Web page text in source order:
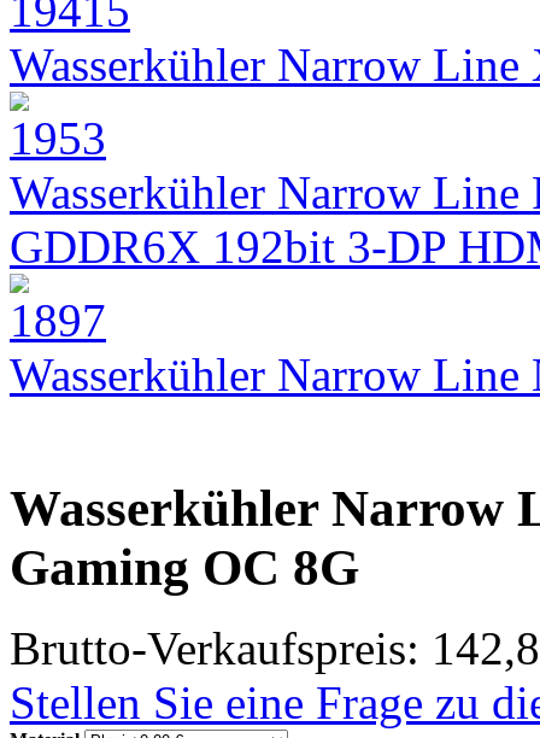
Wasserkühler Narrow
Wasserkühler Narrow Line
GDDR6X 192bit 3-DP
Wasserkühler Narrow
Wasserkühler Narrow
Gaming OC 8G
Brutto-Verkaufspreis:
Stellen Sie eine Frage zu